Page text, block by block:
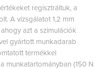
regisztráltuk, a
A vizsgálatot 1,2 mm
azt a szimulációk
gyártott munkadarab
termékkel
munkatartományban (150 N